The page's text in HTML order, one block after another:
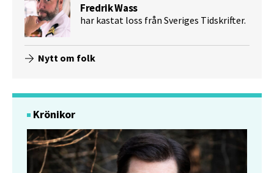
Fredrik Wass
har kastat loss från Sveriges Tidskrifter.
Nytt om folk
Krönikor